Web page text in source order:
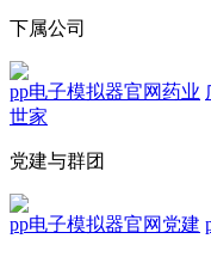
下属公司
pp电子模拟器官网药业
世家
党建与群团
pp电子模拟器官网党建